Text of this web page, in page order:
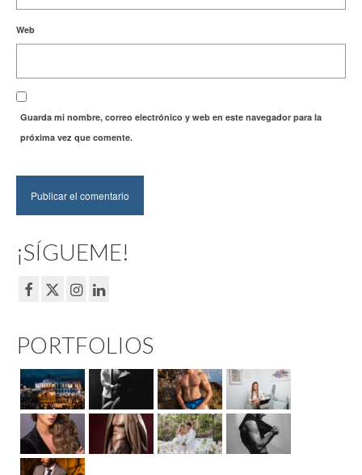
Web
Guarda mi nombre, correo electrónico y web en este navegador para la
próxima vez que comente.
¡SÍGUEME!
PORTFOLIOS